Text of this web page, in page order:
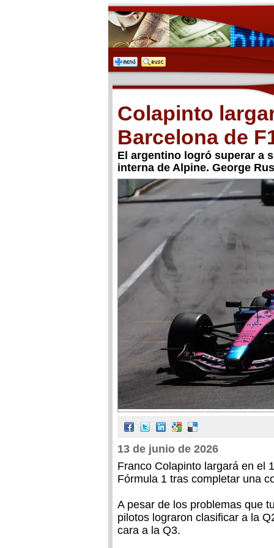
Colapinto
Barcelona de
El argentino logró superar a
interna de Alpine. George
13 de junio de 2026
Franco Colapinto largará en el
Fórmula 1 tras completar una
A pesar de los problemas que
pilotos lograron clasificar a la
cara a la Q3.